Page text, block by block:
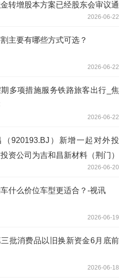
转增股本方案已经股东会审议通
2026-06-22
主要有哪些方式可选？
2026-06-22
多项措施服务铁路旅客出行_焦
2026-06-22
（920193.BJ）新增一起对外投
资公司为吉和昌新材料（荆门）
2026-06-20
什么价位车型更适合？-视讯
2026-06-19
批消费品以旧换新资金6月底前
2026-06-18